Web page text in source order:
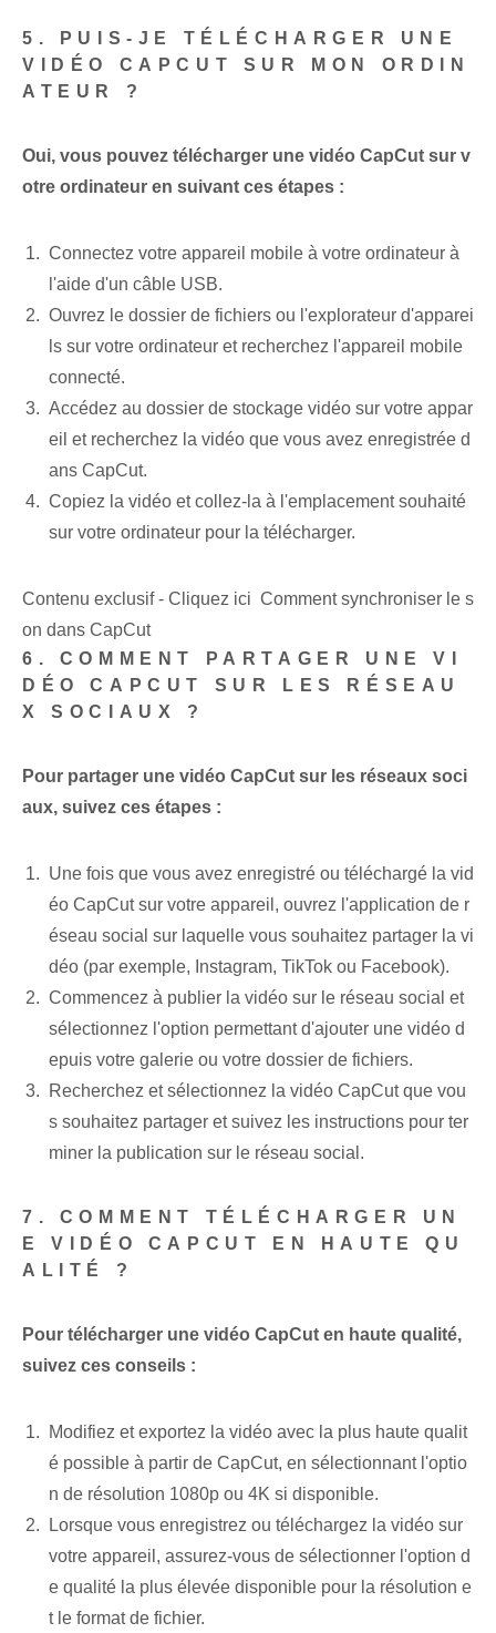
5. PUIS-JE TÉLÉCHARGER UNE
VIDÉO CAPCUT SUR MON ORDIN
ATEUR ?
Oui, vous pouvez télécharger une vidéo CapCut sur v
otre ordinateur en suivant ces étapes :
Connectez votre appareil mobile à votre ordinateur à
l'aide d'un câble USB.
Ouvrez le dossier de fichiers ou l'explorateur d'apparei
ls sur votre ordinateur et recherchez l'appareil mobile
connecté.
Accédez au dossier de stockage vidéo sur votre appar
eil et recherchez la vidéo que vous avez enregistrée d
ans CapCut.
Copiez la vidéo et collez-la à l'emplacement souhaité
sur votre ordinateur pour la télécharger.
Contenu exclusif - Cliquez ici Comment synchroniser le s
on dans CapCut
6. COMMENT PARTAGER UNE VI
DÉO CAPCUT SUR LES RÉSEAU
X SOCIAUX ?
Pour partager une vidéo CapCut sur les réseaux soci
aux, suivez ces étapes :
Une fois que vous avez enregistré ou téléchargé la vid
éo CapCut sur votre appareil, ouvrez l'application de r
éseau social sur laquelle vous souhaitez partager la vi
déo (par exemple, Instagram, TikTok ou Facebook).
Commencez à publier la vidéo sur le réseau social et
sélectionnez l'option permettant d'ajouter une vidéo d
epuis votre galerie ou votre dossier de fichiers.
Recherchez et sélectionnez la vidéo CapCut que vou
s souhaitez partager et suivez les instructions pour ter
miner la publication sur le réseau social.
7. COMMENT TÉLÉCHARGER UN
E VIDÉO CAPCUT EN HAUTE QU
ALITÉ ?
Pour télécharger une vidéo CapCut en haute qualité,
suivez ces conseils :
Modifiez et exportez la vidéo avec la plus haute qualit
é possible à partir de CapCut, en sélectionnant l'optio
n de résolution 1080p ou 4K si disponible.
Lorsque vous enregistrez ou téléchargez la vidéo sur
votre appareil, assurez-vous de sélectionner l'option d
e qualité la plus élevée disponible pour la résolution e
t le format de fichier.